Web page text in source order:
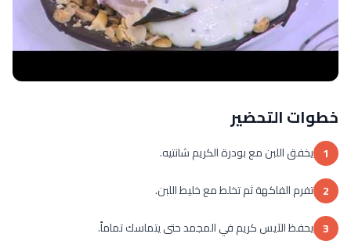
خطوات التحضير
1 يخفق اللبن مع بودرة الكريم شانتيه.
2 تفرم الفاكهة ثم تخلط مع خليط اللبن.
3 يحفظ الآيس كريم في المجمد حتى يتماسك تماماً.